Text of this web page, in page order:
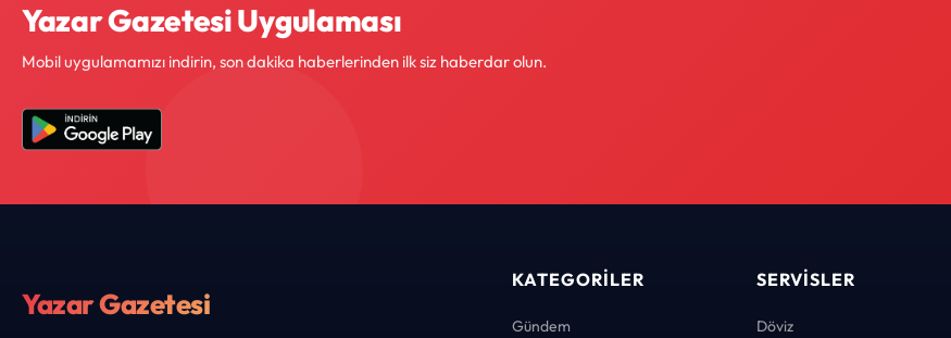
Yazar Gazetesi Uygulaması
Mobil uygulamamızı indirin, son dakika haberlerinden ilk siz haberdar olun.
Yazar Gazetesi
KATEGORILER
Gündem
SERVISLER
Döviz